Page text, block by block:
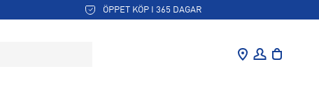
ÖPPET KÖP I 365 DAGAR